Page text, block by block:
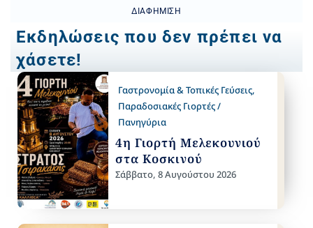
ΔΙΑΦΉΜΙΣΗ
Εκδηλώσεις που δεν πρέπει να
χάσετε!
Γαστρονομία & Τοπικές Γεύσεις,
Παραδοσιακές Γιορτές /
Πανηγύρια
4η Γιορτή Μελεκουνιού
στα Κοσκινού
Σάββατο, 8 Αυγούστου 2026